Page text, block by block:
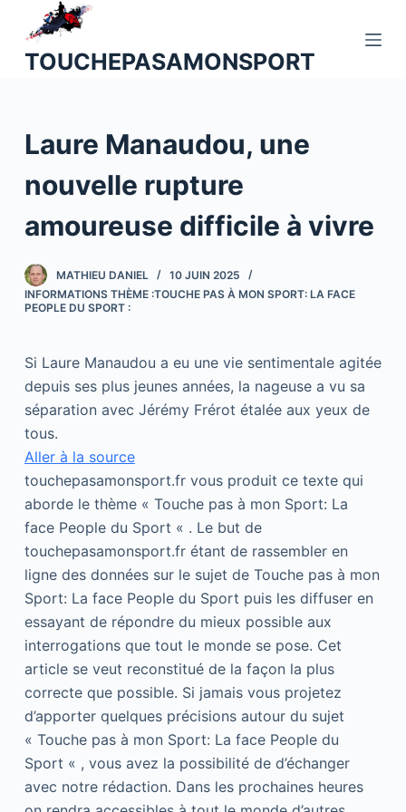
u
o
e
TOUCHEPASAMONSPORT
Laure Manaudou, une
nouvelle rupture
amoureuse difficile à vivre
MATHIEU DANIEL
10 JUIN 2025
INFORMATIONS THÈME :TOUCHE PAS À MON SPORT: LA FACE
PEOPLE DU SPORT :
Si Laure Manaudou a eu une vie sentimentale agitée
depuis ses plus jeunes années, la nageuse a vu sa
séparation avec Jérémy Frérot étalée aux yeux de
tous.
Aller à la source
touchepasamonsport.fr vous produit ce texte qui
aborde le thème « Touche pas à mon Sport: La
face People du Sport « . Le but de
touchepasamonsport.fr étant de rassembler en
ligne des données sur le sujet de Touche pas à mon
Sport: La face People du Sport puis les diffuser en
essayant de répondre du mieux possible aux
interrogations que tout le monde se pose. Cet
article se veut reconstitué de la façon la plus
correcte que possible. Si jamais vous projetez
d’apporter quelques précisions autour du sujet
« Touche pas à mon Sport: La face People du
Sport « , vous avez la possibilité de d’échanger
avec notre rédaction. Dans les prochaines heures